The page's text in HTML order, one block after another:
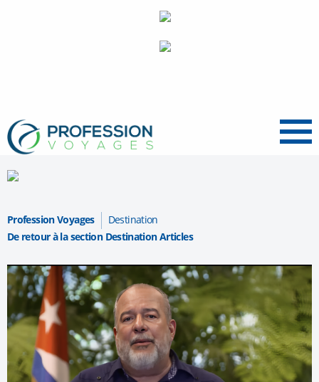
Menu
Profession Voyages
Destination
De retour à la section Destination Articles